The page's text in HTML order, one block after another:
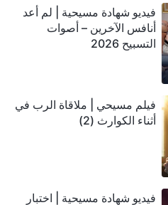
فيديو شهادة مسيحية | لم أعد
أنافس الآخرين – أصوات
التسبيح 2026
فيلم مسيحي | ملاقاة الرب في
أثناء الكوارث (2)
فيديو شهادة مسيحية | اختبار